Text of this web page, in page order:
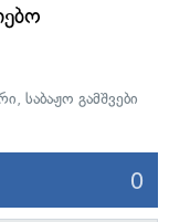
, საბაჟო გამშვები
0